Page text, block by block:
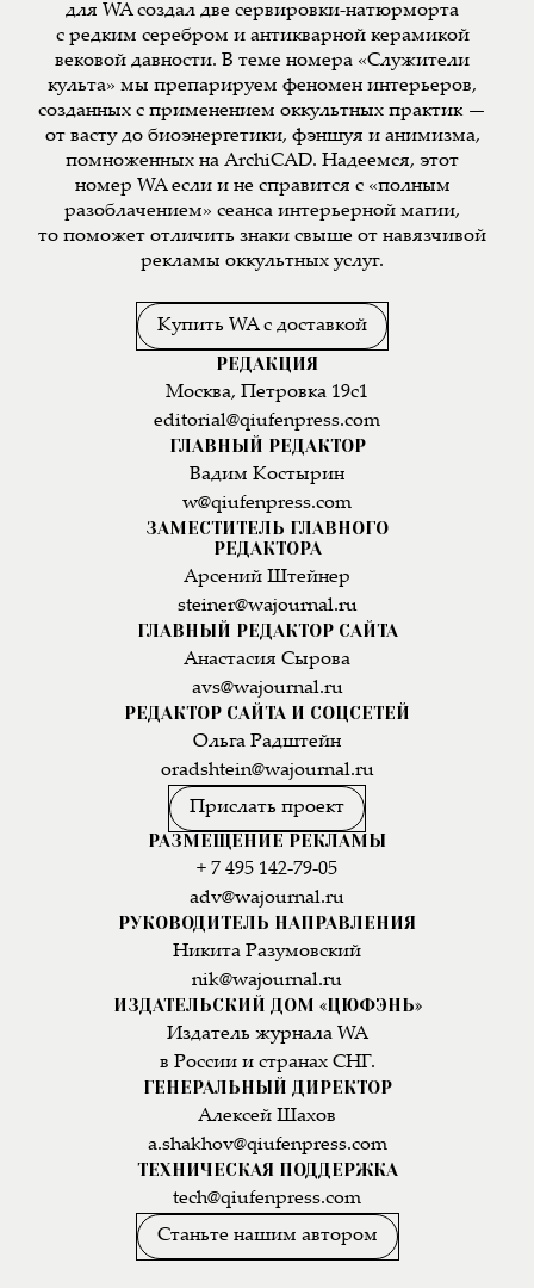
для WA создал две сервировки-натюрморта
с редким серебром и антикварной керамикой
вековой давности. В теме номера «Служители
культа» мы препарируем феномен интерьеров,
созданных с применением оккультных практик —
от васту до биоэнергетики, фэншуя и анимизма,
помноженных на ArchiCAD. Надеемся, этот
номер WA если и не справится с «полным
разоблачением» сеанса интерьерной магии,
то поможет отличить знаки свыше от навязчивой
рекламы оккультных услуг.
Купить WA с доставкой
РЕДАКЦИЯ
Москва, Петровка 19с1
editorial@qiufenpress.com
ГЛАВНЫЙ РЕДАКТОР
Вадим Костырин
w@qiufenpress.com
ЗАМЕСТИТЕЛЬ ГЛАВНОГО
РЕДАКТОРА
Арсений Штейнер
steiner@wajournal.ru
ГЛАВНЫЙ РЕДАКТОР САЙТА
Анастасия Сырова
avs@wajournal.ru
РЕДАКТОР САЙТА И СОЦСЕТЕЙ
Ольга Радштейн
oradshtein@wajournal.ru
Прислать проект
РАЗМЕЩЕНИЕ РЕКЛАМЫ
+ 7 495 142-79-05
adv@wajournal.ru
РУКОВОДИТЕЛЬ НАПРАВЛЕНИЯ
Никита Разумовский
nik@wajournal.ru
ИЗДАТЕЛЬСКИЙ ДОМ «ЦЮФЭНЬ»
Издатель журнала WA
в России и странах СНГ.
ГЕНЕРАЛЬНЫЙ ДИРЕКТОР
Алексей Шахов
a.shakhov@qiufenpress.com
ТЕХНИЧЕСКАЯ ПОДДЕРЖКА
tech@qiufenpress.com
Станьте нашим автором